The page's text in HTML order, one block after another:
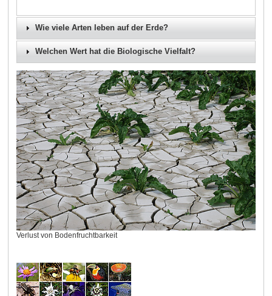
Wie viele Arten leben auf der Erde?
Welchen Wert hat die Biologische Vielfalt?
Verlust von Bodenfruchtbarkeit